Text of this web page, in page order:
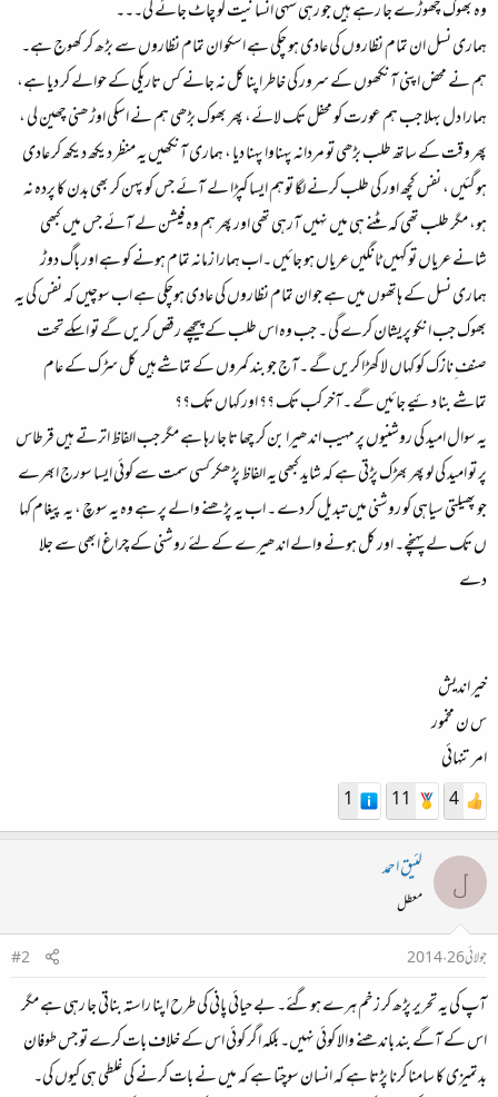
وہ بھوک چھوڑے جا رہے ہیں جو رہی سہی انسانیت کو چاٹ جائے گی۔۔۔
ہماری نسل ان تمام نظاروں کی عادی ہو چکی ہے اسکو ان تمام نظاروں سے بڑھ کر کھوج ہے۔
ہم نے محض اپنی آنکھوں کے سرور کی خاطر اپنا کل نہ جانے کس تاریکی کے حوالے کر دیا ہے،
ہمارا دل بہلا جب ہم عورت کو محفل تک لائے، پھر بھوک بڑھی ہم نے اسکی اوڑھنی چھین لی ،
پھر وقت کے ساتھ طلب بڑھی تو مردانہ پہناوا پہنا دیا ، ہماری آنکھیں یہ منظر دیکھ دیکھ کر عادی
ہوگئیں ، نفس کچھ اور کی طلب کرنے لگا توہم ایسا کپڑا لے آئے جس کو پہن کر بھی بدن کا پردہ نہ
ہو، مگر طلب تھی کہ مٹنے ہی میں نہیں آرہی تھی اور پھر ہم وہ فیشن لے آئے جس میں کبھی
شانے عریاں تو کہیں ٹانگیں عریاں ہو جائیں ۔اب ہمارا زمانہ تمام ہونے کو ہے اور باگ دوڑ
ہماری نسل کے ہاتھوں میں ہے جو ان تمام نظاروں کی عادی ہوچکی ہے اب سوچیں کہ نفس کی یہ
بھوک جب انکو پریشان کرے گی ۔ جب وہ اس طلب کے پیچھے رقص کریں گے تو اسکےتحت
صنف ِنازک کو کہاں لا کھڑا کریں گے ۔آج جو بند کمروں کے تماشےہیں کل سڑک کے عام
تماشے بنا دئیے جائیں گے ۔آخر کب تک ؟؟ اور کہاں تک؟؟
یہ سوال امید کی روشنیوں پر مہیب اندھیرا بن کر چھا تا جا رہا ہے مگر جب الفاظ اترتے ہیں قرطاس
پر تو امید کی لو پھر بھڑک پڑتی ہے کہ شاید کبھی یہ الفاظ پڑھکر کسی سمت سے کوئی ایسا سورج ابھرے
جو پھیلتی سیاہی کو روشنی میں تبدیل کر دے ۔ اب یہ پڑھنے والے پر ہے وہ یہ سوچ ، یہ پیغام کہا
ں تک لے پہنچے۔ اور کل ہونے والے اندھیرے کے لئے روشنی کے چراغ ابھی سے جلا
دے
خیر اندیش
س ن مخمور
امر تنہائی
4
11
1
ل لئیق احمد
معطل
جولائی 26، 2014
#2
آپ کی یہ تحریر پڑھ کر زخم ہرے ہوگئے۔ بے حیائی پانی کی طرح اپنا راستہ بناتی جا رہی ہے مگر
اس کے آگے بند باندھنے والا کوئی نہیں۔ بلکہ اگر کوئی اس کے خلاف بات کرے تو جس طوفان
بدتمیزی کا سامنا کرنا پڑتا ہے کہ انسان سوچتا ہے کہ میں نے بات کرنے کی غلطی ہی کیوں کی۔